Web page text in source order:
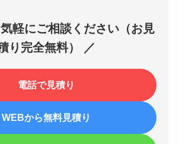
軽にご相談ください（お見
り完全無料） ／
電話で見積り
WEBから無料見積り